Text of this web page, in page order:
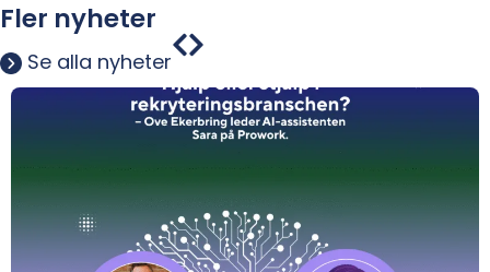
Fler nyheter
Se alla nyheter